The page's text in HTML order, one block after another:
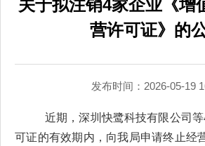
关于拟注销4家企业《增
营许可证》的
发布时间：2026-05-19
近期 ，深圳快鹭科技有限公司 等
可证的有效期内， 向我局申请终止经